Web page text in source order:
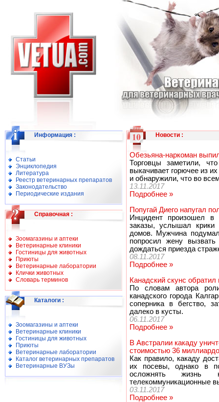
Информация :
Статьи
Энциклопедия
Литература
Реестр ветеринарных препаратов
Законодательство
Периодические издания
Справочная :
Зоомагазины и аптеки
Ветеринарные клиники
Гостиницы для животных
Приюты
Ветеринарные лаборатории
Клички животных
Словарь терминов
Каталоги :
Зоомагазины и аптеки
Ветеринарные клиники
Гостиницы для животных
Приюты
Ветеринарные лаборатории
Каталог ветеринарных препаратов
Ветеринарные ВУЗы
Новости:
Обезьяна-наркоман
Торговцы заметили,
выкачивает горючее из
и обнаружили, что во
13.11.2017
Подробнее »
Попугай Диего напугал
Инцидент произошел в
заказы, услышал
домов. Мужчина
попросил жену
дождаться приезда
08.11.2017
Подробнее »
Канадский скунс обратил
По словам автора
канадского города
соперника в бегство,
далеко в кусты.
06.11.2017
Подробнее »
В Австралии какаду
стоимостью 36
Как правило, какаду
их посевы, однако в
осложнять жизнь
телекоммуникационные
03.11.2017
Подробнее »